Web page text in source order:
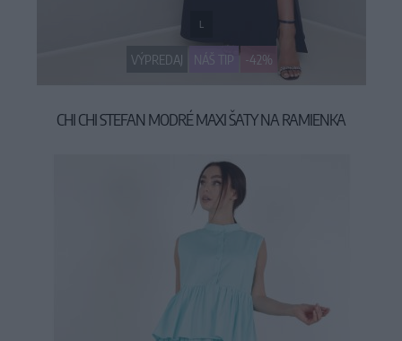
VÝPREDAJ NÁŠ TIP -42%
L
CHI CHI STEFAN MODRÉ MAXI ŠATY NA RAMIENKA
54,90 €